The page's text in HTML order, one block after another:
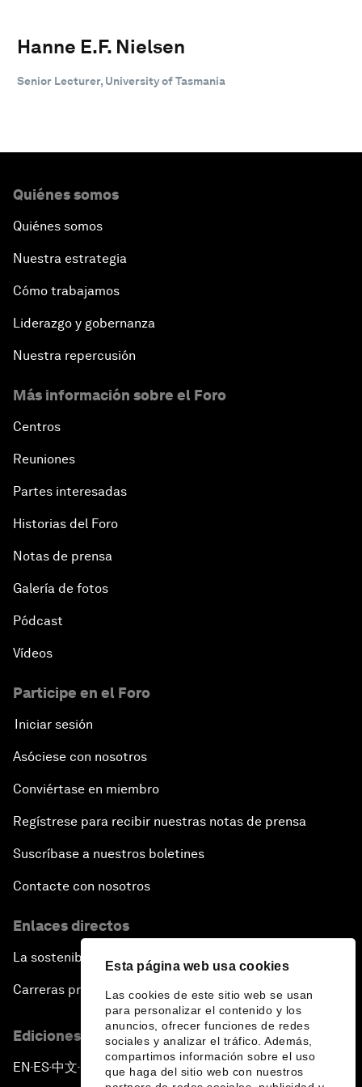
Esta página web usa cookies
Las cookies de este sitio web se usan
para personalizar el contenido y los
anuncios, ofrecer funciones de redes
sociales y analizar el tráfico. Además,
compartimos información sobre el uso
que haga del sitio web con nuestros
Hanne E.F. Nielsen
Senior Lecturer, University of Tasmania
Quiénes somos
Quiénes somos
Nuestra estrategia
Cómo trabajamos
Liderazgo y gobernanza
Nuestra repercusión
Más información sobre el Foro
Centros
Reuniones
Partes interesadas
Historias del Foro
Notas de prensa
Galería de fotos
Pódcast
Vídeos
Participe en el Foro
Iniciar sesión
Asóciese con nosotros
Conviértase en miembro
Regístrese para recibir nuestras notas de prensa
Suscríbase a nuestros boletines
Contacte con nosotros
Enlaces directos
La sostenibilidad en el Foro
Carreras profesionales
Ediciones en otros idiomas
EN ▪ES▪中文▪ 日本語